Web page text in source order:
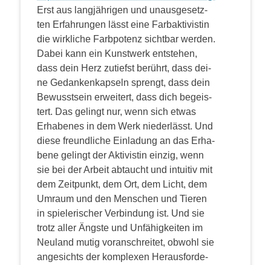
Erst aus lang­jäh­ri­gen und unaus­ge­setz­
ten Erfah­run­gen lässt eine Farb­ak­ti­vis­tin
die wirk­li­che Farb­po­tenz sicht­bar wer­den.
Dabei kann ein Kunst­werk ent­ste­hen,
dass dein Herz zutiefst berührt, dass dei­
ne Gedan­ken­kap­seln sprengt, dass dein
Bewusst­sein erwei­tert, dass dich begeis­
tert. Das gelingt nur, wenn sich etwas
Erha­be­nes in dem Werk nie­der­lässt. Und
die­se freund­li­che Ein­la­dung an das Erha­
be­ne gelingt der Akti­vis­tin ein­zig, wenn
sie bei der Arbeit abtaucht und intui­tiv mit
dem Zeit­punkt, dem Ort, dem Licht, dem
Umraum und den Men­schen und Tie­ren
in spie­le­ri­scher Ver­bin­dung ist. Und sie
trotz aller Ängs­te und Unfä­hig­kei­ten im
Neu­land mutig vor­an­schrei­tet, obwohl sie
ange­sichts der kom­ple­xen Her­aus­for­de­